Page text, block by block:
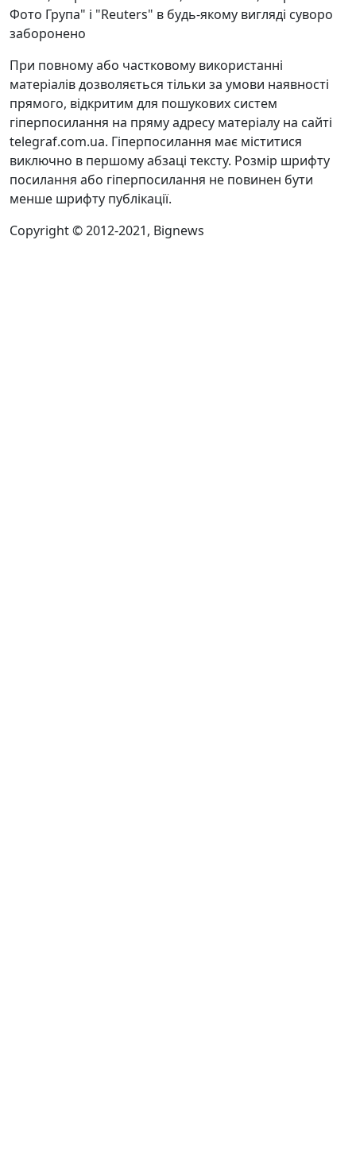
Фото Група" і "Reuters" в будь-якому вигляді суворо
заборонено
При повному або частковому використанні
матеріалів дозволяється тільки за умови наявності
прямого, відкритим для пошукових систем
гіперпосилання на пряму адресу матеріалу на сайті
telegraf.com.ua. Гіперпосилання має міститися
виключно в першому абзаці тексту. Розмір шрифту
посилання або гіперпосилання не повинен бути
менше шрифту публікації.
Copyright © 2012-2021, Bignews